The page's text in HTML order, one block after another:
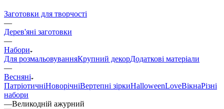
Заготовки для творчості
—
Дерев'яні заготовки
—
Набори
Для розмальовуванняКрупний декорДодаткові матеріали
—
Весняні
ПатріотичніНоворічніВертепні зіркиHalloweenLoveВікнаРізні
набори
—Великодній ажурний